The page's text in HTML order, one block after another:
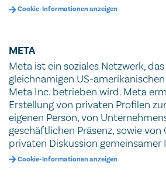
Cookie-Informationen anzeigen
META
Meta ist ein soziales Netzwerk,
gleichnamigen US-
Meta Inc. betrieben wird. Meta
Erstellung von privaten Profilen
eigenen Person, von
geschäftlichen Präsenz, sowie von
privaten Diskussion gemeinsamer
Cookie-Informationen anzeigen